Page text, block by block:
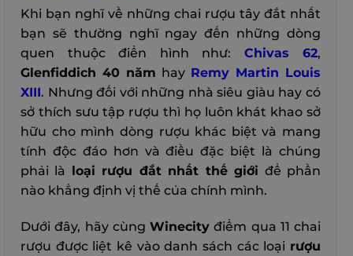
Khi bạn nghĩ về những chai rượu tây đắt nhất
bạn sẽ thường nghĩ ngay đến những dòng
quen thuộc điển hình như: Chivas 62,
Glenfiddich 40 năm hay Remy Martin Louis
XIII. Nhưng đối với những nhà siêu giàu hay có
sở thích sưu tập rượu thì họ luôn khát khao sở
hữu cho mình dòng rượu khác biệt và mang
tính độc đáo hơn và điều đặc biệt là chúng
phải là loại rượu đắt nhất thế giới để phần
nào khẳng định vị thế của chính mình.
Dưới đây, hãy cùng Winecity điểm qua 11 chai
rượu được liệt kê vào danh sách các loại rượu